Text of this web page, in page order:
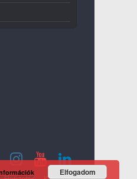
Elfogadom